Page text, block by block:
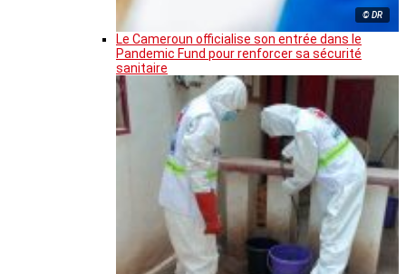
© DR
Le Cameroun officialise son entrée dans le
Pandemic Fund pour renforcer sa sécurité
sanitaire